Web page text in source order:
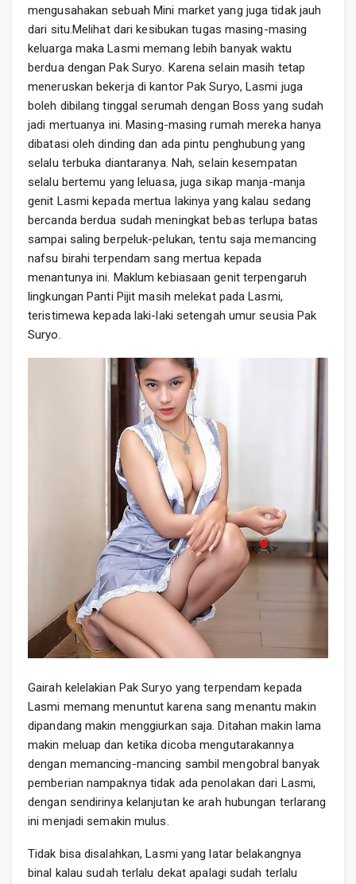
mengusahakan sebuah Mini market yang juga tidak jauh
dari situ.Melihat dari kesibukan tugas masing-masing
keluarga maka Lasmi memang lebih banyak waktu
berdua dengan Pak Suryo. Karena selain masih tetap
meneruskan bekerja di kantor Pak Suryo, Lasmi juga
boleh dibilang tinggal serumah dengan Boss yang sudah
jadi mertuanya ini. Masing-masing rumah mereka hanya
dibatasi oleh dinding dan ada pintu penghubung yang
selalu terbuka diantaranya. Nah, selain kesempatan
selalu bertemu yang leluasa, juga sikap manja-manja
genit Lasmi kepada mertua lakinya yang kalau sedang
bercanda berdua sudah meningkat bebas terlupa batas
sampai saling berpeluk-pelukan, tentu saja memancing
nafsu birahi terpendam sang mertua kepada
menantunya ini. Maklum kebiasaan genit terpengaruh
lingkungan Panti Pijit masih melekat pada Lasmi,
teristimewa kepada laki-laki setengah umur seusia Pak
Suryo.
Gairah kelelakian Pak Suryo yang terpendam kepada
Lasmi memang menuntut karena sang menantu makin
dipandang makin menggiurkan saja. Ditahan makin lama
makin meluap dan ketika dicoba mengutarakannya
dengan memancing-mancing sambil mengobral banyak
pemberian nampaknya tidak ada penolakan dari Lasmi,
dengan sendirinya kelanjutan ke arah hubungan terlarang
ini menjadi semakin mulus.
Tidak bisa disalahkan, Lasmi yang latar belakangnya
binal kalau sudah terlalu dekat apalagi sudah terlalu